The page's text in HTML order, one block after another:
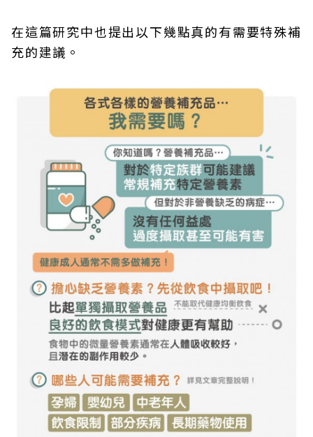
在這篇研究中也提出以下幾點真的有需要特殊補
充的建議。